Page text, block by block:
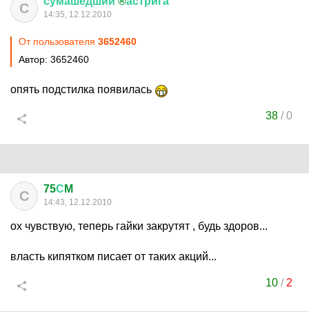
С 14:35, 12.12.2010
От пользователя 3652460
Автор: 3652460
опять подстилка появилась
38 /0
С 75С M
14:43, 12.12.2010
ох чувствую, теперь гайки закрутят , будь здоров...
власть кипятком писает от таких акций...
10 / 2